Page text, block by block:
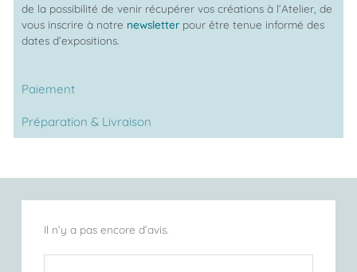
de la possibilité de venir récupérer vos créations à l’Atelier, de
vous inscrire à notre newsletterpour être tenue informé des
dates d’expositions.
Paiement
Préparation & Livraison
Il n’y a pas encore d’avis.